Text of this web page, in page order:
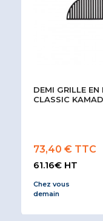
DEMI GRILLE EN
CLASSIC
73,40 € TTC
61.16€ HT
Chez vous
demain